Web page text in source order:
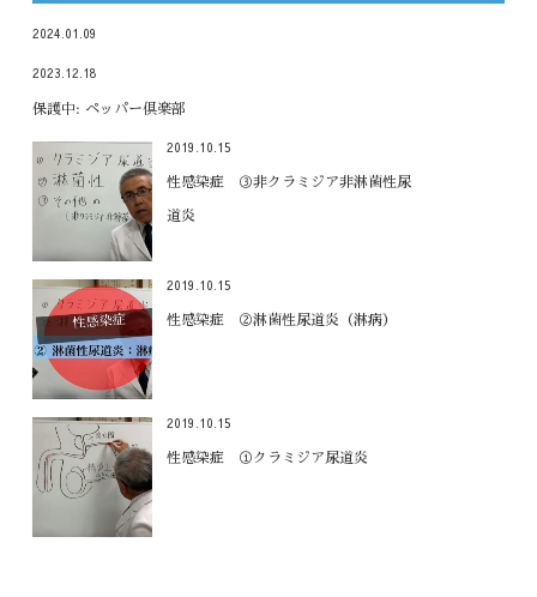
2024.01.09
2023.12.18
保護中: ペッパー倶楽部
2019.10.15
性感染症 ③非クラミジア非淋菌性尿
道炎
2019.10.15
性感染症 ②淋菌性尿道炎（淋病）
2019.10.15
性感染症 ①クラミジア尿道炎